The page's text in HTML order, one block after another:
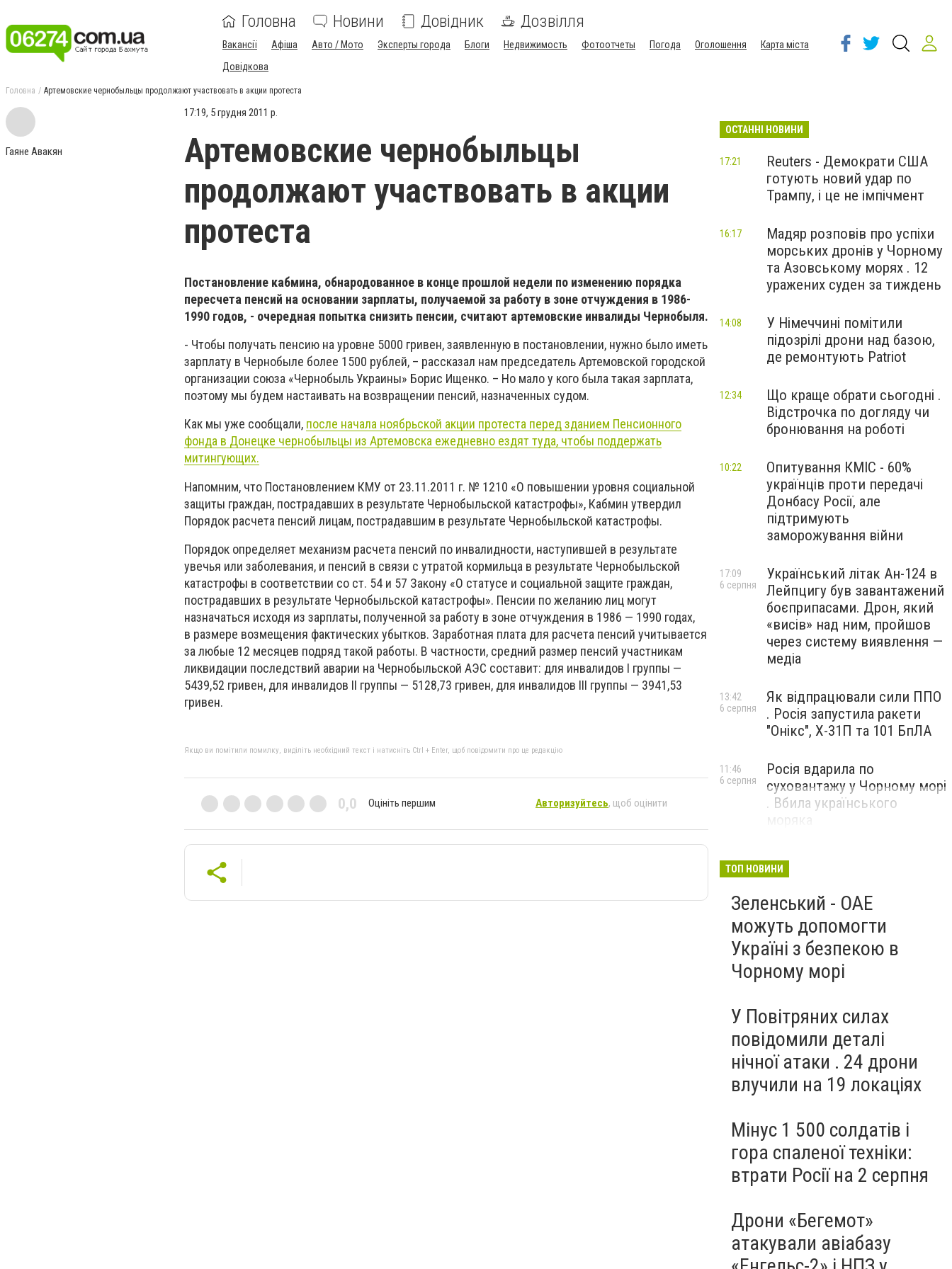
Головна Новини Довідник Дозвілля
Вакансії Афіша Авто / Мото Эксперты города Блоги Недвижимость Фотоотчеты Погода Оголошення
Карта міста
Довідкова
Головна Артемовские чернобыльцы продолжают участвовать в акции протеста
Гаяне Авакян
17:19, 5 грудня 2011 р.
Артемовские чернобыльцы
продолжают участвовать в акции
протеста
Постановление кабмина, обнародованное в конце прошлой недели по изменению порядка
пересчета пенсий на основании зарплаты, получаемой за работу в зоне отчуждения в 1986-
1990 годов, - очередная попытка снизить пенсии, считают артемовские инвалиды Чернобыля.
- Чтобы получать пенсию на уровне 5000 гривен, заявленную в постановлении, нужно было иметь
зарплату в Чернобыле более 1500 рублей, – рассказал нам председатель Артемовской городской
организации союза «Чернобыль Украины» Борис Ищенко. – Но мало у кого была такая зарплата,
поэтому мы будем настаивать на возвращении пенсий, назначенных судом.
Как мы уже сообщали, после начала ноябрьской акции протеста перед зданием Пенсионного
фонда в Донецке чернобыльцы из Артемовска ежедневно ездят туда, чтобы поддержать
митингующих.
Напомним, что Постановлением КМУ от 23.11.2011 г. № 1210 «О повышении уровня социальной
защиты граждан, пострадавших в результате Чернобыльской катастрофы», Кабмин утвердил
Порядок расчета пенсий лицам, пострадавшим в результате Чернобыльской катастрофы.
Порядок определяет механизм расчета пенсий по инвалидности, наступившей в результате
увечья или заболевания, и пенсий в связи с утратой кормильца в результате Чернобыльской
катастрофы в соответствии со ст. 54 и 57 Закону «О статусе и социальной защите граждан,
пострадавших в результате Чернобыльской катастрофы». Пенсии по желанию лиц могут
назначаться исходя из зарплаты, полученной за работу в зоне отчуждения в 1986 — 1990 годах,
в размере возмещения фактических убытков. Заработная плата для расчета пенсий учитывается
за любые 12 месяцев подряд такой работы. В частности, средний размер пенсий участникам
ликвидации последствий аварии на Чернобыльской АЭС составит: для инвалидов I группы —
5439,52 гривен, для инвалидов II группы — 5128,73 гривен, для инвалидов III группы — 3941,53
гривен.
Якщо ви помітили помилку, виділіть необхідний текст і натисніть Ctrl + Enter, щоб повідомити про це редакцію
0,0 Оцініть першим Авторизуйтесь, щоб оцінити
ОСТАННІ НОВИНИ
Reuters - Демократи США
готують новий удар по
Трампу, і це не імпічмент
17:21
Мадяр розповів про успіхи
морських дронів у Чорному
та Азовському морях . 12
уражених суден за тиждень
16:17
У Німеччині помітили
підозрілі дрони над базою,
де ремонтують Patriot
14:08
Що краще обрати сьогодні .
Відстрочка по догляду чи
бронювання на роботі
12:34
Опитування КМІС - 60%
українців проти передачі
Донбасу Росії, але
підтримують
заморожування війни
10:22
Український літак Ан-124 в
Лейпцигу був завантажений
боєприпасами. Дрон, який
«висів» над ним, пройшов
через систему виявлення —
медіа
17:09
6 серпня
Як відпрацювали сили ППО
. Росія запустила ракети
"Онікс", Х-31П та 101 БпЛА
13:42
6 серпня
Росія вдарила по
суховантажу у Чорному морі
. Вбила українського
11:46
6 серпня
ТОП НОВИНИ
Зеленський - ОАЕ
можуть допомогти
Україні з безпекою в
Чорному морі
У Повітряних силах
повідомили деталі
нічної атаки . 24 дрони
влучили на 19 локаціях
Мінус 1 500 солдатів і
гора спаленої техніки:
втрати Росії на 2 серпня
Дрони «Бегемот»
атакували авіабазу